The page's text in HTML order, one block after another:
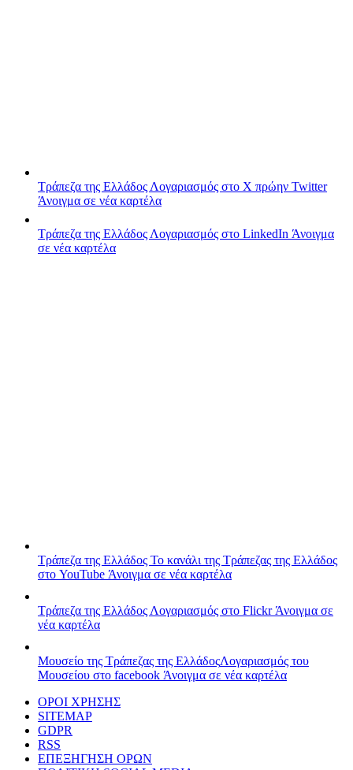
Τράπεζα της Ελλάδος Λογαριασμός στο X πρώην Twitter
Άνοιγμα σε νέα καρτέλα
Τράπεζα της Ελλάδος Λογαριασμός στο LinkedIn Άνοιγμα
σε νέα καρτέλα
Τράπεζα της Ελλάδος Το κανάλι της Τράπεζας της Ελλάδος
στο YouTube Άνοιγμα σε νέα καρτέλα
Τράπεζα της Ελλάδος Λογαριασμός στο FlickrΆνοιγμα σε
νέα καρτέλα
Μουσείο της Τράπεζας της ΕλλάδοςΛογαριασμός του
Μουσείου στο facebook Άνοιγμα σε νέα καρτέλα
ΟΡΟΙ ΧΡΗΣΗΣ
SITEMAP
GDPR
RSS
ΕΠΕΞΗΓΗΣΗ ΟΡΩΝ